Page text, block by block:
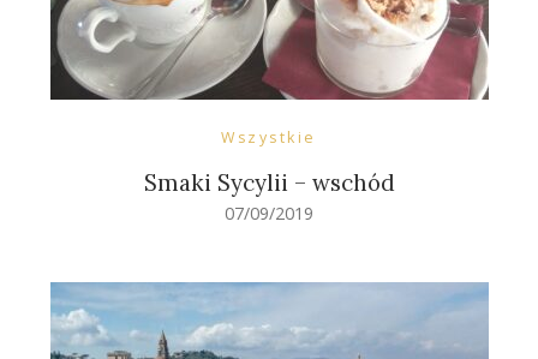
Wszystkie
Smaki Sycylii – wschód
07/09/2019